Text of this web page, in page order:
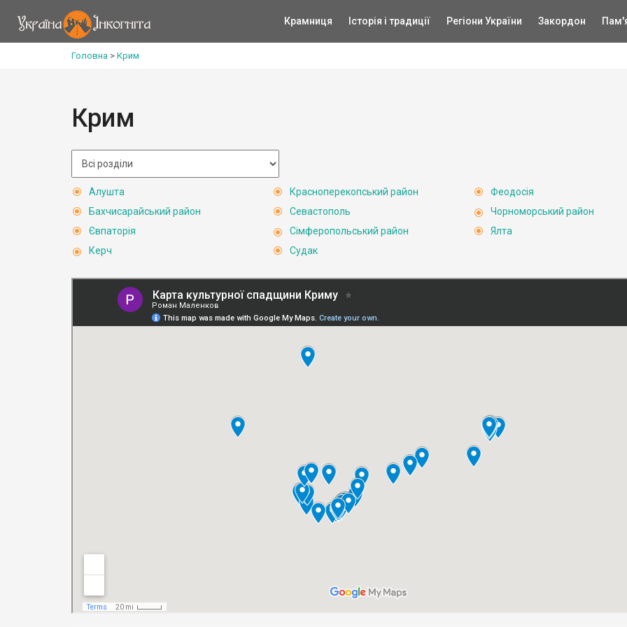
Крамниця Історія і традиції Регіони України Закордон
Головна > Крим
Крим
Алушта
Бахчисарайський район
Євпаторія
Керч
Красноперекопський район
Севастополь
Сімферопольський район
Судак
Феодосія
Чорноморський район
Ялта